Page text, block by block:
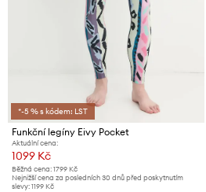
*-5 % s kódem: LST
Funkční legíny Eivy Pocket
Aktuální cena:
1099 Kč
Běžná cena: 1799 Kč
Nejnižší cena za posledních 30 dnů před poskytnutím
slevy: 1199 Kč